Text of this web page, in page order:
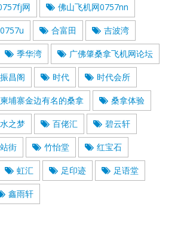
网 佛山飞机网0757nn
合富田 吉波湾
季华湾 广佛肇桑拿飞机网论坛
振昌阁 时代 时代会所
柬埔寨金边有名的桑拿 桑拿体验
水之梦 百佬汇 碧云轩
站街 竹怡堂 红宝石
虹汇 足印迹 足语堂
鑫雨轩